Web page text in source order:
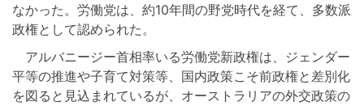
なかった。労働党は、約10年間の野党時代を経て、多数派
政権として認められた。
アルバニージー首相率いる労働党新政権は、ジェンダー
平等の推進や子育て対策等、国内政策こそ前政権と差別化
を図ると見込まれているが、オーストラリアの外交政策の